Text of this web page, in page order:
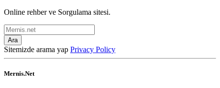
Online rehber ve Sorgulama sitesi.
Ara
Sitemizde arama yap Privacy Policy
Mernis.Net